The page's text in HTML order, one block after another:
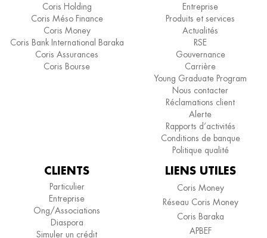
Coris Holding
Coris Méso Finance
Coris Money
Coris Bank International Baraka
Coris Assurances
Coris Bourse
Entreprise
Produits et services
Actualités
RSE
Gouvernance
Carrière
Young Graduate Program
Nous contacter
Réclamations client
Alerte
Rapports d’activités
Conditions de banque
Politique qualité
CLIENTS
Particulier
Entreprise
Ong/Associations
Diaspora
Simuler un crédit
LIENS UTILES
Coris Money
Réseau Coris Money
Coris Baraka
APBEF